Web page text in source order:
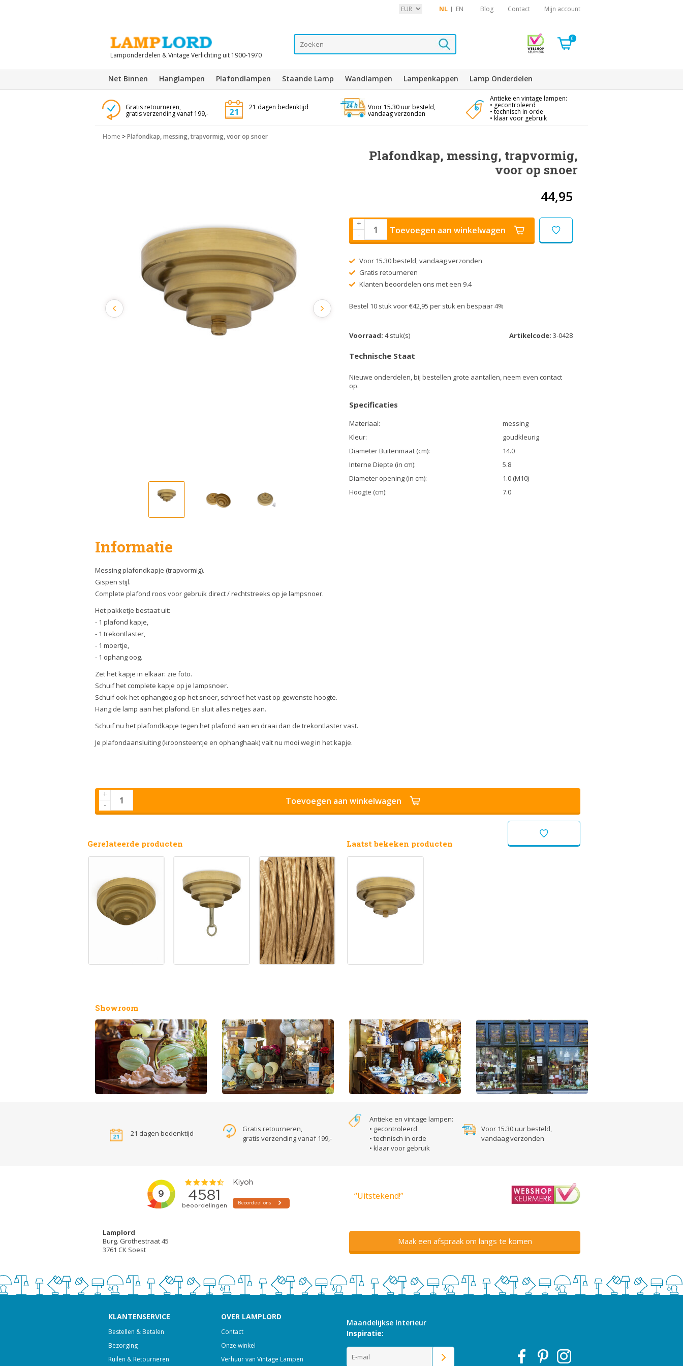
NL EN Blog Contact Mijn account
Lamponderdelen & Vintage Verlichting uit 1900-1970
0
Net Binnen Hanglampen Plafondlampen Staande Lamp Wandlampen Lampenkappen Lamp Onderdelen
Gratis retourneren,
gratis verzending vanaf 199,-
21 dagen bedenktijd Voor 15.30 uur besteld,
vandaag verzonden
Antieke en vintage lampen:
• gecontroleerd
• technisch in orde
• klaar voor gebruik
Home >Plafondkap, messing, trapvormig, voor op snoer
Plafondkap, messing, trapvormig,
voor op snoer
44,95
+
-
Toevoegen aan winkelwagen
Voor 15.30 besteld, vandaag verzonden
Gratis retourneren
Klanten beoordelen ons met een 9.4
Bestel 10 stuk voor €42,95 per stuk en bespaar 4%
Voorraad: 4 stuk(s) Artikelcode: 3-0428
Technische Staat
Nieuwe onderdelen, bij bestellen grote aantallen, neem even contact
op.
Specificaties
Materiaal:
messing
Kleur:
goudkleurig
Diameter Buitenmaat (cm):
14.0
Interne Diepte (in cm):
5.8
Diameter opening (in cm):
1.0 (M10)
Hoogte (cm):
7.0
Informatie
Messing plafondkapje (trapvormig).
Gispen stijl.
Complete plafond roos voor gebruik direct / rechtstreeks op je lampsnoer.
Het pakketje bestaat uit:
- 1 plafond kapje,
- 1 trekontlaster,
- 1 moertje,
- 1 ophang oog.
Zet het kapje in elkaar: zie foto.
Schuif het complete kapje op je lampsnoer.
Schuif ook het ophangoog op het snoer, schroef het vast op gewenste hoogte.
Hang de lamp aan het plafond. En sluit alles netjes aan.
Schuif nu het plafondkapje tegen het plafond aan en draai dan de trekontlaster vast.
Je plafondaansluiting (kroonsteentje en ophanghaak) valt nu mooi weg in het kapje.
+
-
Toevoegen aan winkelwagen
Gerelateerde producten Laatst bekeken producten
Showroom
21 dagen bedenktijd
Gratis retourneren,
gratis verzending vanaf 199,-
Antieke en vintage lampen:
• gecontroleerd
• technisch in orde
• klaar voor gebruik
Voor 15.30 uur besteld,
vandaag verzonden
“Uitstekend!”
Lamplord
Burg. Grothestraat 45
3761 CK Soest
Maak een afspraak om langs te komen
KLANTENSERVICE
Bestellen & Betalen
Bezorging
Ruilen & Retourneren
OVER LAMPLORD
Contact
Onze winkel
Verhuur van Vintage Lampen
Maandelijkse Interieur
Inspiratie: